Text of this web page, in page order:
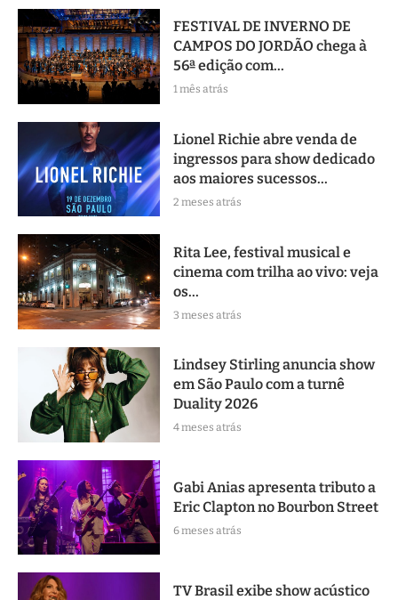
FESTIVAL DE INVERNO DE
CAMPOS DO JORDÃO chega à
56ª edição com...
1 mês atrás
Lionel Richie abre venda de
ingressos para show dedicado
aos maiores sucessos...
2 meses atrás
Rita Lee, festival musical e
cinema com trilha ao vivo: veja
os...
3 meses atrás
Lindsey Stirling anuncia show
em São Paulo com a turnê
Duality 2026
4 meses atrás
Gabi Anias apresenta tributo a
Eric Clapton no Bourbon Street
6 meses atrás
TV Brasil exibe show acústico